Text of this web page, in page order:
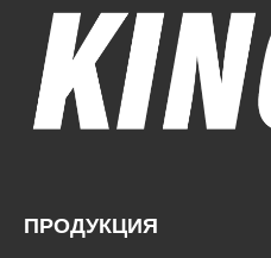
ПРОДУКЦИЯ